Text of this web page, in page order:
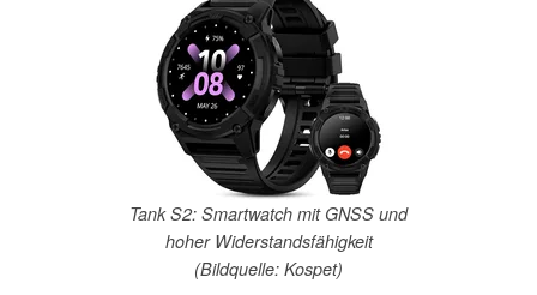
Tank S2: Smartwatch mit GNSS und
hoher Widerstandsfähigkeit
(Bildquelle: Kospet)